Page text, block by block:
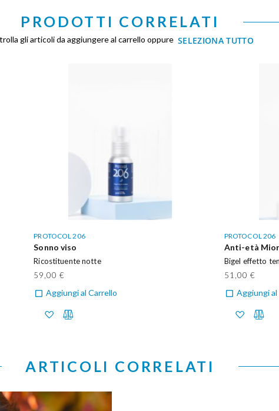
PRODOTTI CORRELATI
gli articoli da aggiungere al carrello oppure SELEZIONA TUTTO
PROTOCOL 206
Sonno viso
Ricostituente notte
59,00 €
Aggiungi al Carrello
PROTOCOL 206
Anti-età
Bigel effetto
51,00 €
Aggiungi al
ARTICOLI CORRELATI